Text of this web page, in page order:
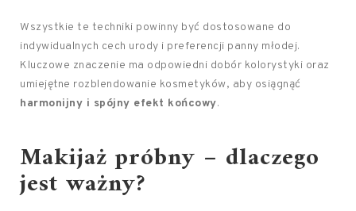
Wszystkie te techniki powinny być dostosowane do
indywidualnych cech urody i preferencji panny młodej.
Kluczowe znaczenie ma odpowiedni dobór kolorystyki oraz
umiejętne rozblendowanie kosmetyków, aby osiągnąć
harmonijny i spójny efekt końcowy.
Makijaż próbny – dlaczego
jest ważny?